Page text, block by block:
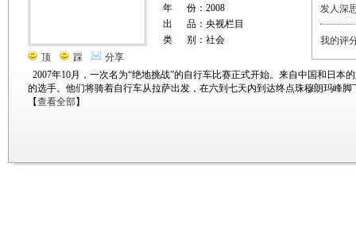
顶 踩 分享
年 份：2008
出 品：央视栏目
类 别：社会
2007年10月，一次名为“绝地挑战”的自行车比赛正式开始。来自中国和日本
的选手。他们将骑着自行车从拉萨出发，在六到七天内到达终点珠穆朗玛峰
【查看全部】
发人深
我的评